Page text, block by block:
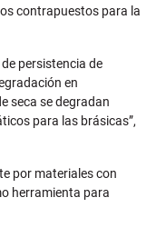
contrapuestos para la
persistencia de
en
seca se degradan
para las brásicas”,
por materiales con
herramienta para